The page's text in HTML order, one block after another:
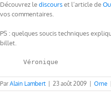
Découvrez lediscourset l’article de
vos commentaires.
PS : quelques soucis techniques
billet.
      Véronique
ParAlain Lambert 23 août 2009 Orne